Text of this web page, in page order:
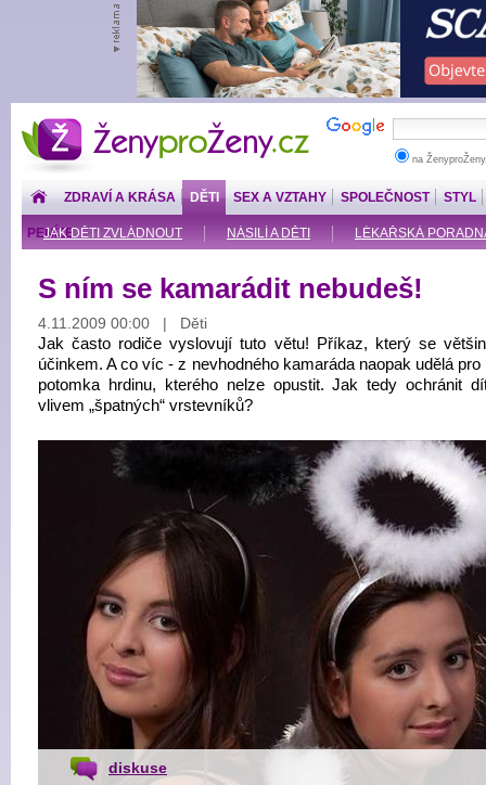
ŽenyproŽeny.cz
na
ZDRAVÍ A KRÁSA DĚTI
JAK DĚTI ZVLÁDNOUT NÁSILÍ A DĚTI LÉKAŘSKÁ
SEX A VZTAHY SPOLEČNOST STYL
PENÍZE
S ním se kamarádit nebudeš!
4.11.2009 00:00 | Děti
Jak často rodiče vyslovují tuto větu! Příkaz, který se
účinkem. A co víc - z nevhodného kamaráda naopak udělá pro
potomka hrdinu, kterého nelze opustit. Jak tedy ochránit
vlivem „špatných“ vrstevníků?
diskuse